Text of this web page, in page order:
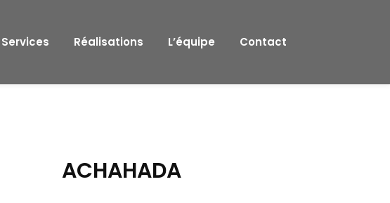
Services Réalisations L’équipe Contact
ACHAHADA